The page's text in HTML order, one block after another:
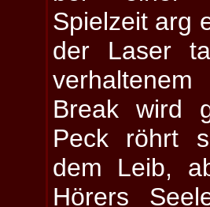
Spielzeit arg
der Laser
Break wird
Peck röhrt
dem Leib,
Hörers